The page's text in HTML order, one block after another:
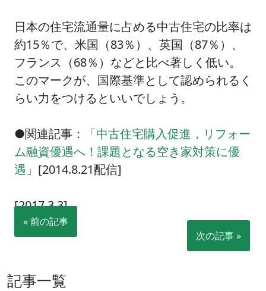
日本の住宅流通量に占める中古住宅の比率は
約15％で、米国（83％）、英国（87％）、
フランス（68％）などと比べ著しく低い。
このマークが、国際基準として認められるく
らい力をつけるといいでしょう。
●関連記事：
「中古住宅購入促進，リフォー
ム融資優遇へ！課題となる空き家対策に優
遇」 [2014.8.21配信]
[2017.3.3]
« 前の記事
次の記事 »
記事一覧